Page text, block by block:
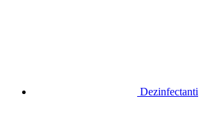
Dezinfectanti